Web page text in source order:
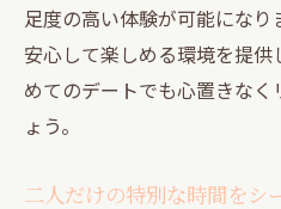
足度の高い体験が可能にな
安心して楽しめる環境を提
めてのデートでも心置きな
ょう。
二人だけの特別な時間をシ